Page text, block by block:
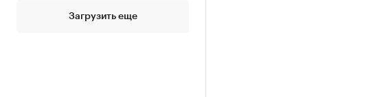
Загрузить еще